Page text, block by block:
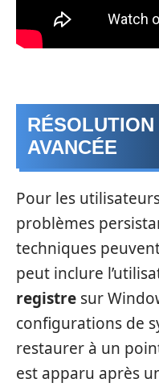
AVANCÉE
Pour les
problèmes
techniques
peut inclure
registre sur
configurations de
restaurer à un
est apparu après